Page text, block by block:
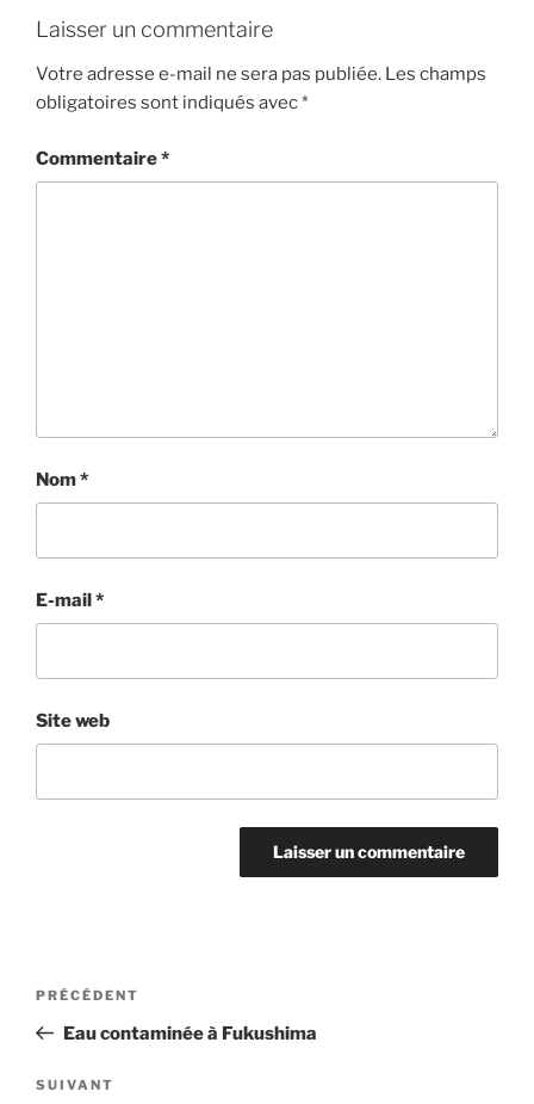
Laisser un commentaire
Votre adresse e-mail ne sera pas publiée. Les champs
obligatoires sont indiqués avec*
Commentaire*
Nom*
E-mail*
Site web
Navigation
l’article
Article
précédent
PRÉCÉDENT
Eau contaminée à Fukushima
Article
SUIVANT